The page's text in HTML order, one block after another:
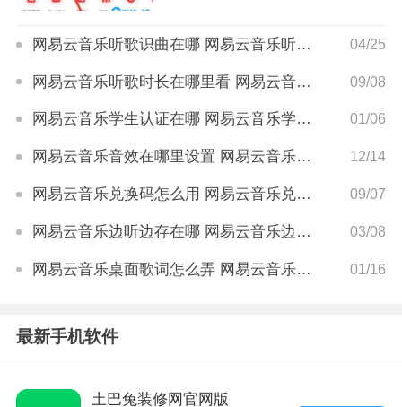
网易云音乐听歌识曲在哪 网易云音乐听歌识曲怎么用 04/25
网易云音乐听歌时长在哪里看 网易云音乐听歌时长怎么查 09/08
网易云音乐学生认证在哪 网易云音乐学生认证怎么弄 01/06
网易云音乐音效在哪里设置 网易云音乐音效设置方法 12/14
网易云音乐兑换码怎么用 网易云音乐兑换码在哪里输入 09/07
网易云音乐边听边存在哪 网易云音乐边听边存怎么开启 03/08
网易云音乐桌面歌词怎么弄 网易云音乐桌面歌词怎么设置 01/16
最新手机软件
土巴兔装修网官网版